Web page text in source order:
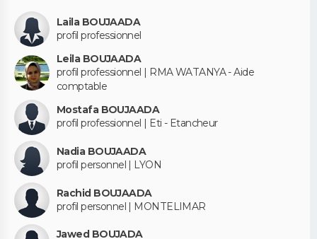
Laila BOUJAADA
profil professionnel
Leila BOUJAADA
profil professionnel | RMA WATANYA - Aide
comptable
Mostafa BOUJAADA
profil professionnel | Eti - Etancheur
Nadia BOUJAADA
profil personnel | LYON
Rachid BOUJAADA
profil personnel | MONTELIMAR
Jawed BOUJADA